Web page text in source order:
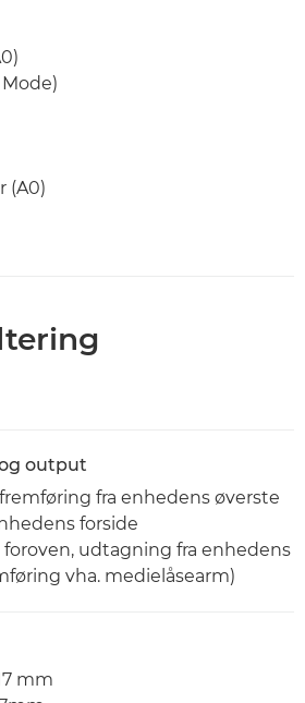
(A0)
output
fra enhedens øverste
forside
udtagning fra enhedens
vha. medielåsearm)
mm